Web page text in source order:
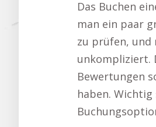
Das Buchen
man ein paar
zu prüfen, und
unkompliziert.
Bewertungen
haben.